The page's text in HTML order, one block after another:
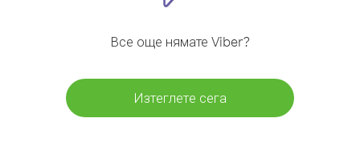
Все още нямате Viber?
Изтеглете сега